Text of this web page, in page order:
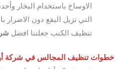
الاوساخ باستخدام البخار
التي تزيل البقع دون
تنظيف الكنب جعلتنا افضل
خطوات تنظيف المجالس في شركة